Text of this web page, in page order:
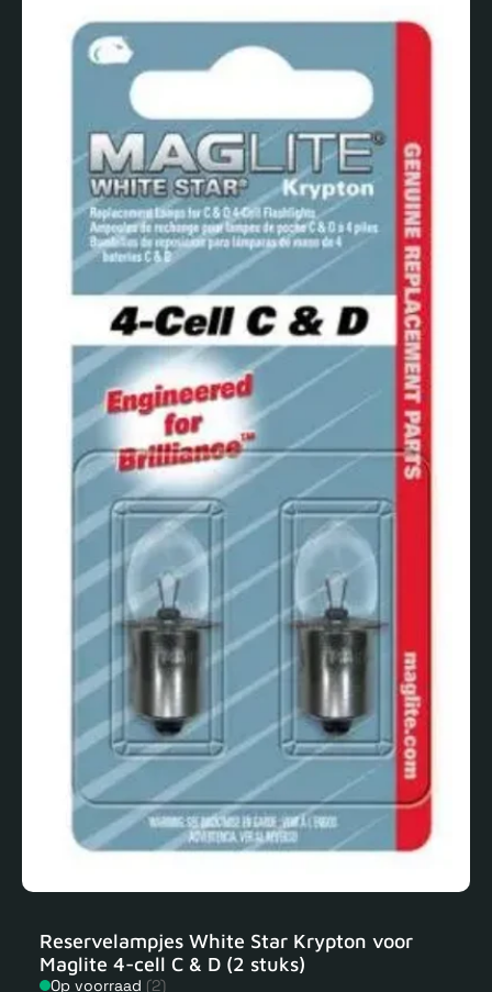
Reservelampjes White Star Krypton voor
Maglite 4-cell C & D (2 stuks)
Op voorraad (2)